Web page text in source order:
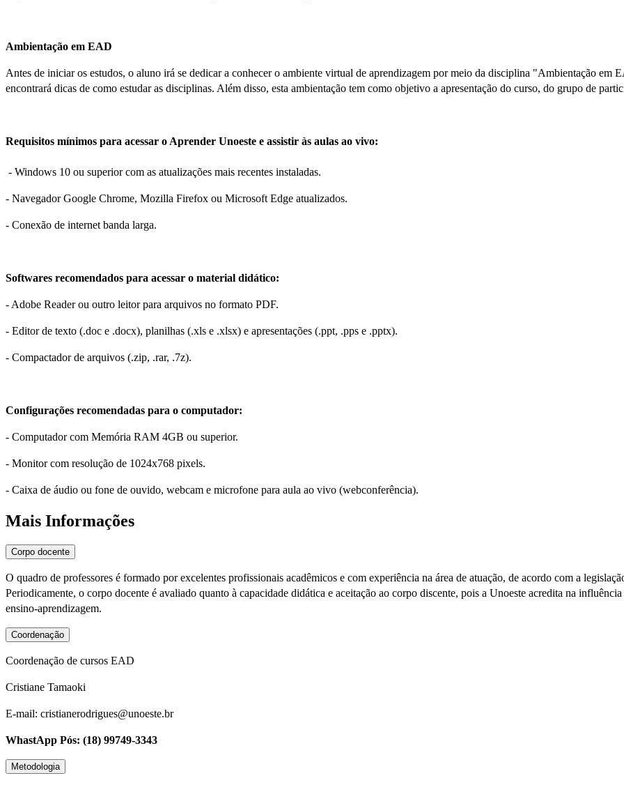
Ambientação em EAD
Antes de iniciar os estudos, o aluno irá se dedicar a conhecer o ambiente virtual de aprendizagem por meio da disciplina "Ambientação em
encontrará dicas de como estudar as disciplinas. Além disso, esta ambientação tem como objetivo a apresentação do curso, do grupo de
Requisitos mínimos para acessar o Aprender Unoeste e assistir às aulas ao vivo:
- Windows 10 ou superior com as atualizações mais recentes instaladas.
- Navegador Google Chrome, Mozilla Firefox ou Microsoft Edge atualizados.
- Conexão de internet banda larga.
Softwares recomendados para acessar o material didático:
- Adobe Reader ou outro leitor para arquivos no formato PDF.
- Editor de texto (.doc e .docx), planilhas (.xls e .xlsx) e apresentações (.ppt, .pps e .pptx).
- Compactador de arquivos (.zip, .rar, .7z).
Configurações recomendadas para o computador:
- Computador com Memória RAM 4GB ou superior.
- Monitor com resolução de 1024x768 pixels.
- Caixa de áudio ou fone de ouvido, webcam e microfone para aula ao vivo (webconferência).
Mais Informações
Corpo docente
O quadro de professores é formado por excelentes profissionais acadêmicos e com experiência na área de atuação, de acordo com a
Periodicamente, o corpo docente é avaliado quanto à capacidade didática e aceitação ao corpo discente, pois a Unoeste acredita na
ensino-aprendizagem.
Coordenação
Coordenação de cursos EAD
Cristiane Tamaoki
E-mail: cristianerodrigues@unoeste.br
WhastApp Pós: (18) 99749-3343
Metodologia